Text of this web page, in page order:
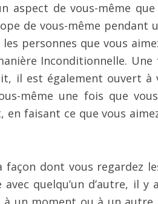
aspect de vous-même
de vous-même pendant
personnes que vous
Inconditionnelle.
il est également ouvert à
même une fois que
en faisant ce que vous
dont vous regardez
quelqu’un d’autre, il y